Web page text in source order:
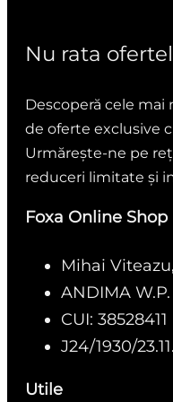
Nu rata
Descoperă cele mai
de oferte exclusive
Urmărește-ne pe
reduceri limitate și
Foxa Online Shop
Mihai
ANDIMA
CUI: 38528411
J24/1930/
Utile